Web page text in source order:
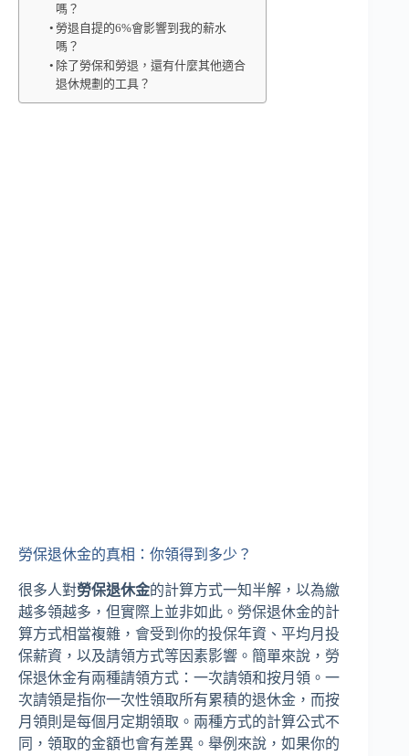
嗎？
勞退自提的6%會影響到我的薪水
嗎？
除了勞保和勞退，還有什麼其他適合
退休規劃的工具？
勞保退休金的真相：你領得到多少？
很多人對勞保退休金的計算方式一知半解，以為繳
越多領越多，但實際上並非如此。勞保退休金的計
算方式相當複雜，會受到你的投保年資、平均月投
保薪資，以及請領方式等因素影響。簡單來說，勞
保退休金有兩種請領方式：一次請領和按月領。一
次請領是指你一次性領取所有累積的退休金，而按
月領則是每個月定期領取。兩種方式的計算公式不
同，領取的金額也會有差異。舉例來說，如果你的